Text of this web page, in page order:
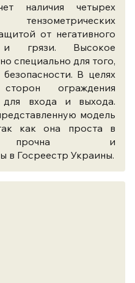
наличия четырех
тензометрических
от негативного
и грязи. Высокое
специально для того,
В целях
ограждения
для входа и выхода.
модель
как она проста в
прочна и
в Госреестр Украины.